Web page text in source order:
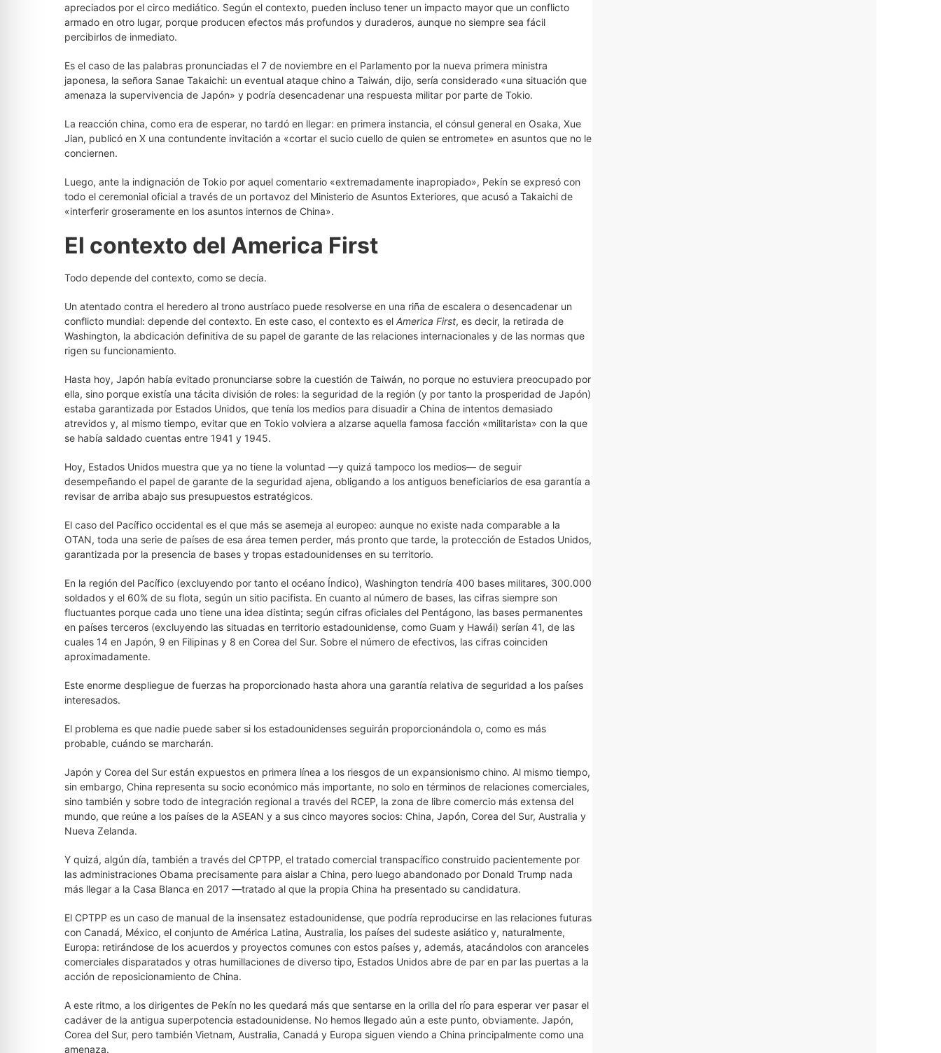
apreciados por el circo mediático. Según el contexto, pueden incluso tener un impacto mayor que un conflicto
armado en otro lugar, porque producen efectos más profundos y duraderos, aunque no siempre sea fácil
percibirlos de inmediato.
Es el caso de las palabras pronunciadas el 7 de noviembre en el Parlamento por la nueva primera ministra
japonesa, la señora Sanae Takaichi: un eventual ataque chino a Taiwán, dijo, sería considerado «una situación que
amenaza la supervivencia de Japón» y podría desencadenar una respuesta militar por parte de Tokio.
La reacción china, como era de esperar, no tardó en llegar: en primera instancia, el cónsul general en Osaka, Xue
Jian, publicó en X una contundente invitación a «cortar el sucio cuello de quien se entromete» en asuntos que no le
conciernen.
Luego, ante la indignación de Tokio por aquel comentario «extremadamente inapropiado», Pekín se expresó con
todo el ceremonial oficial a través de un portavoz del Ministerio de Asuntos Exteriores, que acusó a Takaichi de
«interferir groseramente en los asuntos internos de China».
El contexto del America First
Todo depende del contexto, como se decía.
Un atentado contra el heredero al trono austríaco puede resolverse en una riña de escalera o desencadenar un
conflicto mundial: depende del contexto. En este caso, el contexto es el America First, es decir, la retirada de
Washington, la abdicación definitiva de su papel de garante de las relaciones internacionales y de las normas que
rigen su funcionamiento.
Hasta hoy, Japón había evitado pronunciarse sobre la cuestión de Taiwán, no porque no estuviera preocupado por
ella, sino porque existía una tácita división de roles: la seguridad de la región (y por tanto la prosperidad de Japón)
estaba garantizada por Estados Unidos, que tenía los medios para disuadir a China de intentos demasiado
atrevidos y, al mismo tiempo, evitar que en Tokio volviera a alzarse aquella famosa facción «militarista» con la que
se había saldado cuentas entre 1941 y 1945.
Hoy, Estados Unidos muestra que ya no tiene la voluntad —y quizá tampoco los medios— de seguir
desempeñando el papel de garante de la seguridad ajena, obligando a los antiguos beneficiarios de esa garantía a
revisar de arriba abajo sus presupuestos estratégicos.
El caso del Pacífico occidental es el que más se asemeja al europeo: aunque no existe nada comparable a la
OTAN, toda una serie de países de esa área temen perder, más pronto que tarde, la protección de Estados Unidos,
garantizada por la presencia de bases y tropas estadounidenses en su territorio.
En la región del Pacífico (excluyendo por tanto el océano Índico), Washington tendría 400 bases militares, 300.000
soldados y el 60% de su flota, según un sitio pacifista. En cuanto al número de bases, las cifras siempre son
fluctuantes porque cada uno tiene una idea distinta; según cifras oficiales del Pentágono, las bases permanentes
en países terceros (excluyendo las situadas en territorio estadounidense, como Guam y Hawái) serían 41, de las
cuales 14 en Japón, 9 en Filipinas y 8 en Corea del Sur. Sobre el número de efectivos, las cifras coinciden
aproximadamente.
Este enorme despliegue de fuerzas ha proporcionado hasta ahora una garantía relativa de seguridad a los países
interesados.
El problema es que nadie puede saber si los estadounidenses seguirán proporcionándola o, como es más
probable, cuándo se marcharán.
Japón y Corea del Sur están expuestos en primera línea a los riesgos de un expansionismo chino. Al mismo tiempo,
sin embargo, China representa su socio económico más importante, no solo en términos de relaciones comerciales,
sino también y sobre todo de integración regional a través del RCEP, la zona de libre comercio más extensa del
mundo, que reúne a los países de la ASEAN y a sus cinco mayores socios: China, Japón, Corea del Sur, Australia y
Nueva Zelanda.
Y quizá, algún día, también a través del CPTPP, el tratado comercial transpacífico construido pacientemente por
las administraciones Obama precisamente para aislar a China, pero luego abandonado por Donald Trump nada
más llegar a la Casa Blanca en 2017 —tratado al que la propia China ha presentado su candidatura.
El CPTPP es un caso de manual de la insensatez estadounidense, que podría reproducirse en las relaciones futuras
con Canadá, México, el conjunto de América Latina, Australia, los países del sudeste asiático y, naturalmente,
Europa: retirándose de los acuerdos y proyectos comunes con estos países y, además, atacándolos con aranceles
comerciales disparatados y otras humillaciones de diverso tipo, Estados Unidos abre de par en par las puertas a la
acción de reposicionamiento de China.
A este ritmo, a los dirigentes de Pekín no les quedará más que sentarse en la orilla del río para esperar ver pasar el
cadáver de la antigua superpotencia estadounidense. No hemos llegado aún a este punto, obviamente. Japón,
Corea del Sur, pero también Vietnam, Australia, Canadá y Europa siguen viendo a China principalmente como una
amenaza.